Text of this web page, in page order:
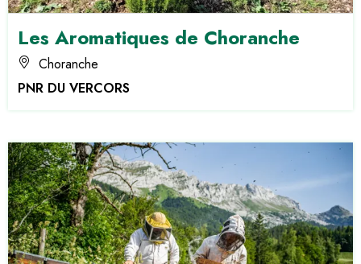
Les Aromatiques de Choranche
Choranche
PNR DU VERCORS